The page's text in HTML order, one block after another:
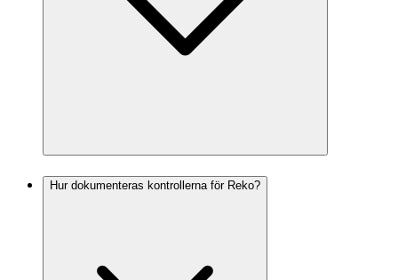
Hur dokumenteras kontrollerna för Reko?